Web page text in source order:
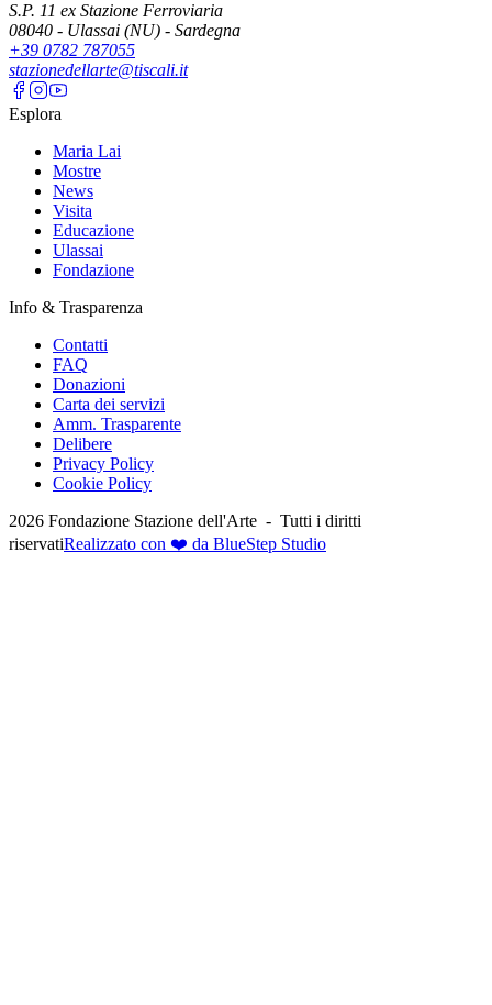
S.P. 11 ex Stazione Ferroviaria
08040 - Ulassai (NU) - Sardegna
+39 0782 787055
stazionedellarte@tiscali.it
Esplora
Maria Lai
Mostre
News
Visita
Educazione
Ulassai
Fondazione
Info & Trasparenza
Contatti
FAQ
Donazioni
Carta dei servizi
Amm. Trasparente
Delibere
Privacy Policy
Cookie Policy
2026 Fondazione Stazione dell'Arte - Tutti i diritti
riservatiRealizzato con ❤️ da BlueStep Studio